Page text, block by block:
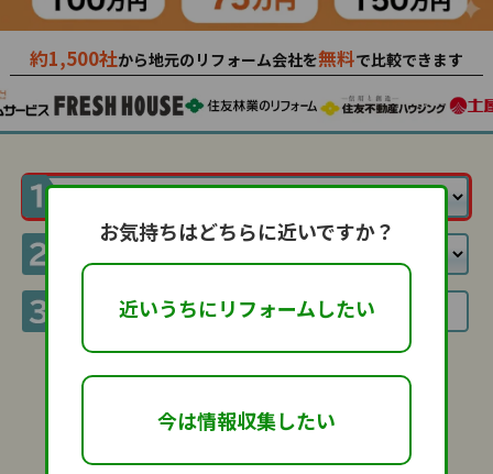
約1,500社から地元のリフォーム会社を無料で比較できます
お気持ちはどちらに近いですか？
近いうちにリフォームしたい
今は情報収集したい